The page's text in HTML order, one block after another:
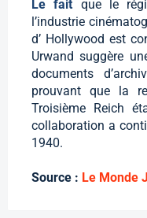
Le fait que le
l’industrie
d’ Hollywood est
Urwand suggère
documents
prouvant que la
Troisième Reich
collaboration a
1940.
Source : Le Monde